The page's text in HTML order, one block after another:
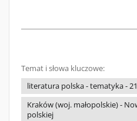
Temat i słowa kluczowe:
literatura polska - tematyka -
Kraków (woj. małopolskie) -
polskiej